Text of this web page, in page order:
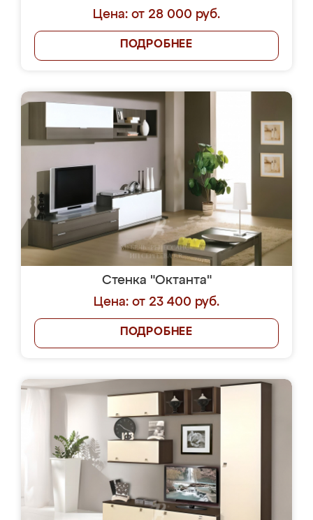
Цена: от 28 000 руб.
ПОДРОБНЕЕ
Стенка "Октанта"
Цена: от 23 400 руб.
ПОДРОБНЕЕ